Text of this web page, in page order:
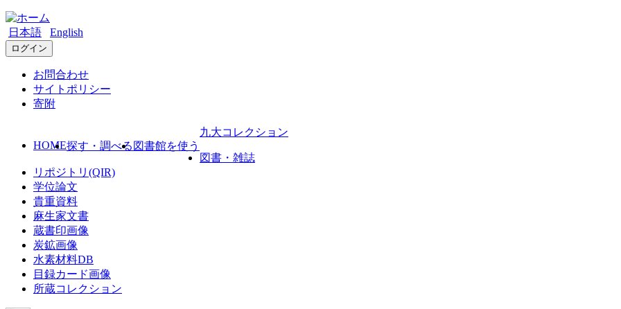
日本語 English
ログイン
お問合わせ
サイトポリシー
寄附
HOME探す・調べる 図書館を使う
九大コレクション
図書・雑誌
リポジトリ(QIR)
学位論文
貴重資料
麻生家文書
蔵書印画像
炭鉱画像
水素材料DB
目録カード画像
所蔵コレクション